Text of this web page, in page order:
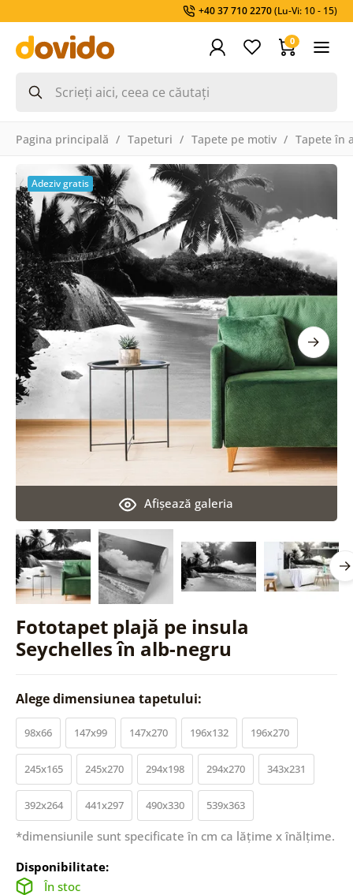
+40 37 710 2270(Lu-Vi: 10 - 15)
0
Pagina principală Tapeturi Tapete pe motiv Tapete în
Fototapet plajă pe insula
Seychelles în alb-negru
Afişează galeria
Adeziv gratis
Alege dimensiunea tapetului:
98x66 147x99 147x270 196x132 196x270
245x165 245x270 294x198 294x270 343x231
392x264 441x297 490x330 539x363
*dimensiunile sunt specificate în cm ca lățime x înălțime.
Disponibilitate:
În stoc